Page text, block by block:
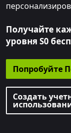
Получайте
уровня S0
Попробуйте
Создать